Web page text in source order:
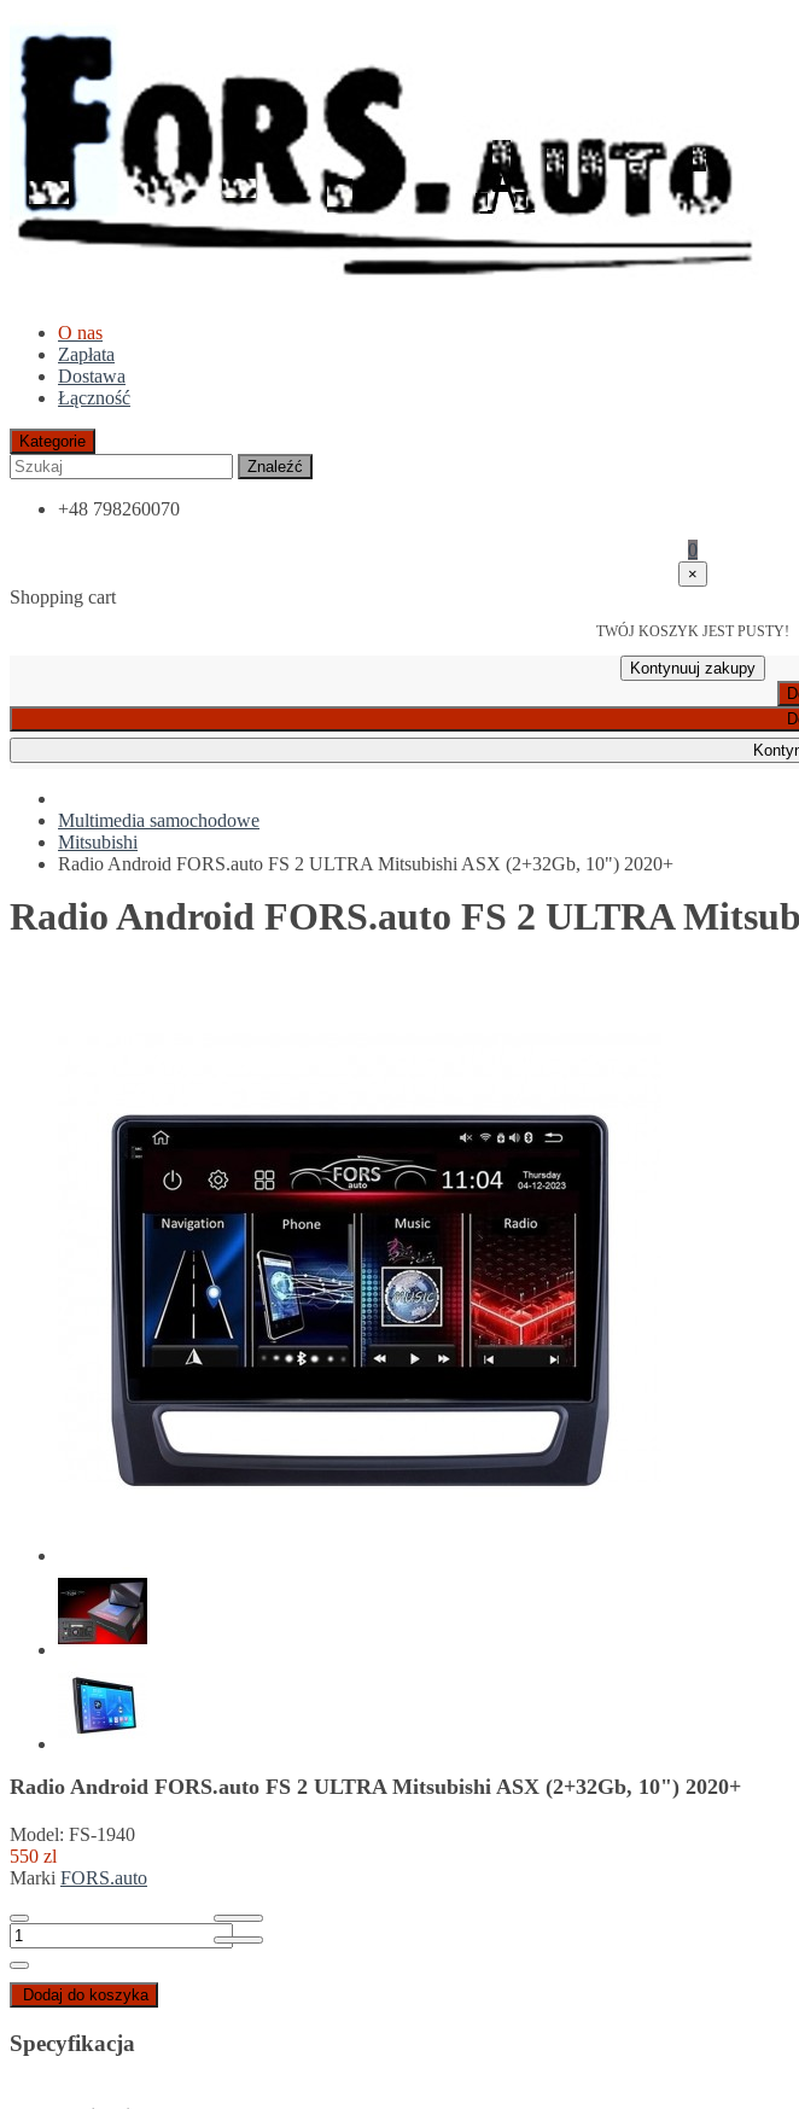
O nas
Zapłata
Dostawa
Łączność
Kategorie
Znaleźć
+48 798260070
0
×
Shopping cart
TWÓJ KOSZYK JEST PUSTY!
Kontynuuj zakupy
Multimedia samochodowe
Mitsubishi
Radio Android FORS.auto FS 2 ULTRA Mitsubishi ASX (2+32Gb, 10") 2020+
Radio Android FORS.auto FS 2 ULTRA
Radio Android FORS.auto FS 2 ULTRA Mitsubishi ASX (2+32Gb, 10") 2020+
Model: FS-1940
550 zl
Marki FORS.auto
Dodaj do koszyka
Specyfikacja